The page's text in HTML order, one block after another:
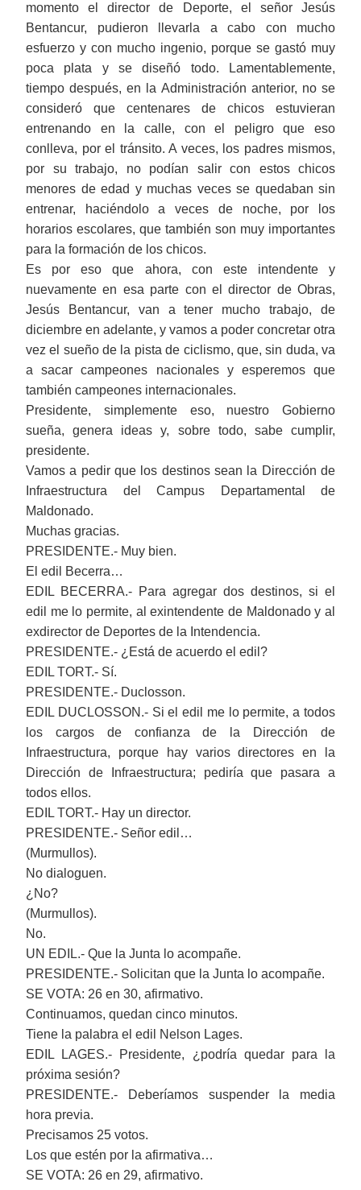
momento el director de Deporte, el señor Jesús
Bentancur, pudieron llevarla a cabo con mucho
esfuerzo y con mucho ingenio, porque se gastó muy
poca plata y se diseñó todo. Lamentablemente,
tiempo después, en la Administración anterior, no se
consideró que centenares de chicos estuvieran
entrenando en la calle, con el peligro que eso
conlleva, por el tránsito. A veces, los padres mismos,
por su trabajo, no podían salir con estos chicos
menores de edad y muchas veces se quedaban sin
entrenar, haciéndolo a veces de noche, por los
horarios escolares, que también son muy importantes
para la formación de los chicos.
Es por eso que ahora, con este intendente y
nuevamente en esa parte con el director de Obras,
Jesús Bentancur, van a tener mucho trabajo, de
diciembre en adelante, y vamos a poder concretar otra
vez el sueño de la pista de ciclismo, que, sin duda, va
a sacar campeones nacionales y esperemos que
también campeones internacionales.
Presidente, simplemente eso, nuestro Gobierno
sueña, genera ideas y, sobre todo, sabe cumplir,
presidente.
Vamos a pedir que los destinos sean la Dirección de
Infraestructura del Campus Departamental de
Maldonado.
Muchas gracias.
PRESIDENTE.- Muy bien.
El edil Becerra…
EDIL BECERRA.- Para agregar dos destinos, si el
edil me lo permite, al exintendente de Maldonado y al
exdirector de Deportes de la Intendencia.
PRESIDENTE.- ¿Está de acuerdo el edil?
EDIL TORT.- Sí.
PRESIDENTE.- Duclosson.
EDIL DUCLOSSON.- Si el edil me lo permite, a todos
los cargos de confianza de la Dirección de
Infraestructura, porque hay varios directores en la
Dirección de Infraestructura; pediría que pasara a
todos ellos.
EDIL TORT.- Hay un director.
PRESIDENTE.- Señor edil…
(Murmullos).
No dialoguen.
¿No?
(Murmullos).
No.
UN EDIL.- Que la Junta lo acompañe.
PRESIDENTE.- Solicitan que la Junta lo acompañe.
SE VOTA: 26 en 30, afirmativo.
Continuamos, quedan cinco minutos.
Tiene la palabra el edil Nelson Lages.
EDIL LAGES.- Presidente, ¿podría quedar para la
próxima sesión?
PRESIDENTE.- Deberíamos suspender la media
hora previa.
Precisamos 25 votos.
Los que estén por la afirmativa…
SE VOTA: 26 en 29, afirmativo.